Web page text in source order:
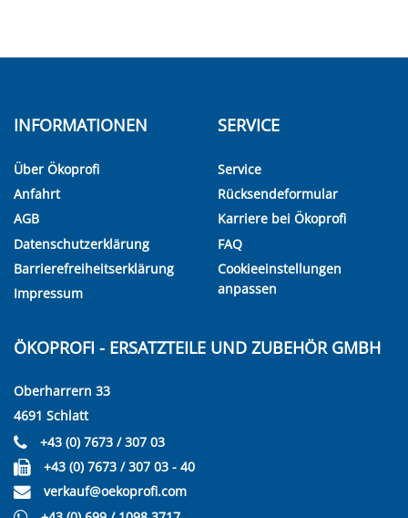
INFORMATIONEN
Über Ökoprofi
Anfahrt
AGB
Datenschutzerklärung
Barrierefreiheitserklärung
Impressum
SERVICE
Service
Rücksendeformular
Karriere bei Ökoprofi
FAQ
Cookieeinstellungen
anpassen
ÖKOPROFI - ERSATZTEILE UND ZUBEHÖR GMBH
Oberharrern 33
4691 Schlatt
+43 (0) 7673 / 307 03
+43 (0) 7673 / 307 03 - 40
verkauf@oekoprofi.com